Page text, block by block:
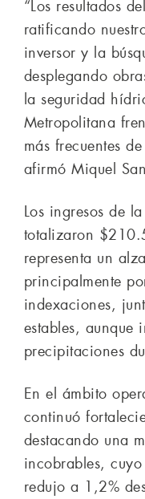
“Los resultados
ratificando
inversor y la
desplegando
la seguridad
Metropolitana
más frecuentes
afirmó Miquel
Los ingresos de
totalizaron
representa un
principalmente
indexaciones,
estables, aunque
precipitaciones
En el ámbito
continuó
destacando una
incobrables,
redujo a 1,2%